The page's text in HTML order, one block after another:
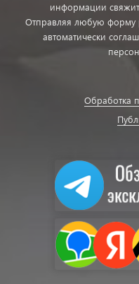
информации
Отправляя любую форму
автоматически
Обработка